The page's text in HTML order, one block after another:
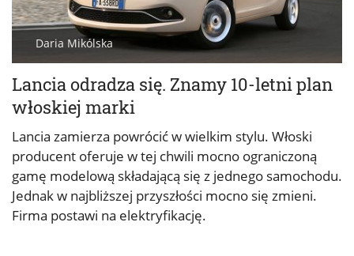
Lancia odradza się. Znamy 10-letni plan
włoskiej marki
Daria Mikólska
Lancia zamierza powrócić w wielkim stylu. Włoski
producent oferuje w tej chwili mocno ograniczoną
gamę modelową składającą się z jednego samochodu.
Jednak w najbliższej przyszłości mocno się zmieni.
Firma postawi na elektryfikację.